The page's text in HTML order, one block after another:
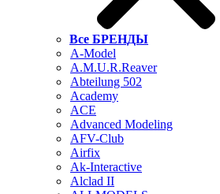
Все БРЕНДЫ
A-Model
A.M.U.R.Reaver
Abteilung 502
Academy
ACE
Advanced Modeling
AFV-Club
Airfix
Ak-Interactive
Alclad II